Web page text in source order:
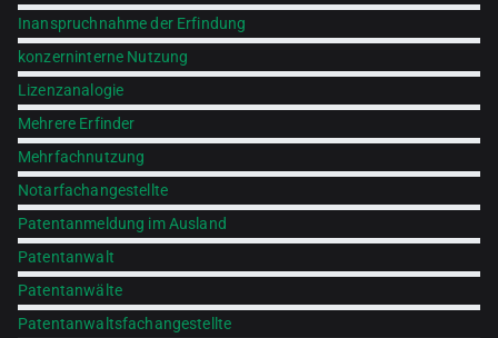
Inanspruchnahme der Erfindung
konzerninterne Nutzung
Lizenzanalogie
Mehrere Erfinder
Mehrfachnutzung
Notarfachangestellte
Patentanmeldung im Ausland
Patentanwalt
Patentanwälte
Patentanwaltsfachangestellte